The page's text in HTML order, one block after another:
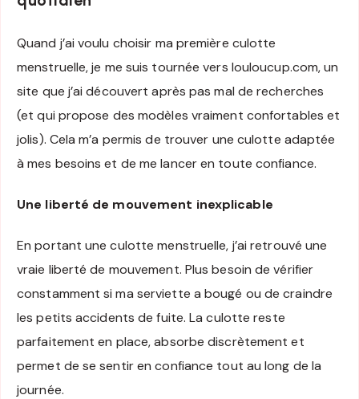
Quand j’ai voulu choisir ma première culotte
menstruelle, je me suis tournée vers louloucup.com, un
site que j’ai découvert après pas mal de recherches
(et qui propose des modèles vraiment confortables et
jolis). Cela m’a permis de trouver une culotte adaptée
à mes besoins et de me lancer en toute confiance.
Une liberté de mouvement inexplicable
En portant une culotte menstruelle, j’ai retrouvé une
vraie liberté de mouvement. Plus besoin de vérifier
constamment si ma serviette a bougé ou de craindre
les petits accidents de fuite. La culotte reste
parfaitement en place, absorbe discrètement et
permet de se sentir en confiance tout au long de la
journée.